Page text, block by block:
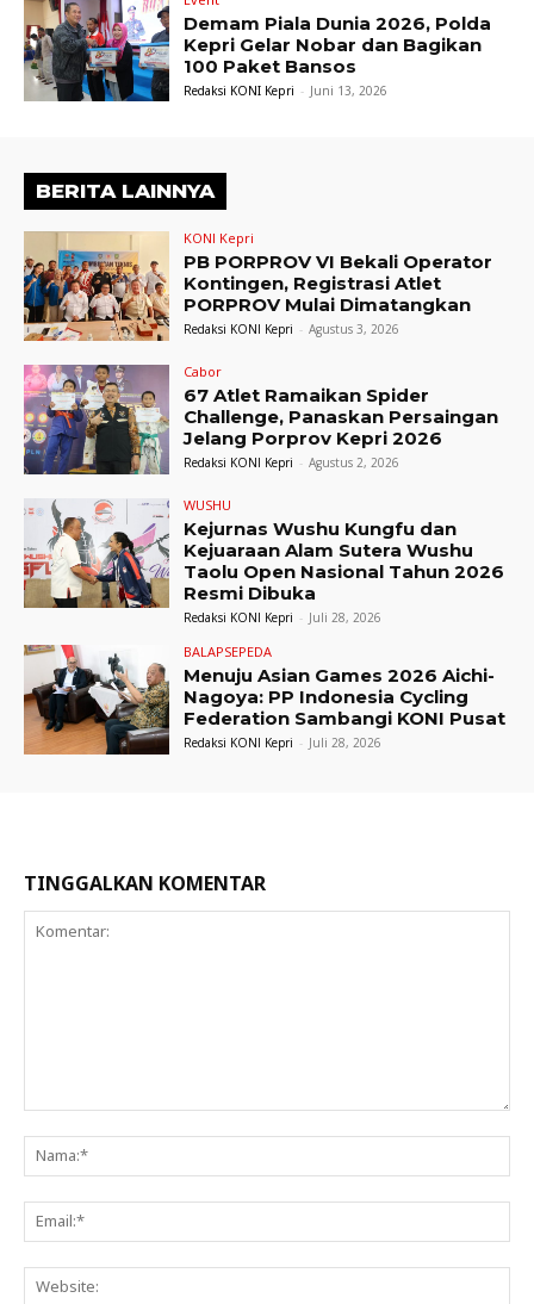
Demam Piala Dunia 2026, Polda
Kepri Gelar Nobar dan Bagikan
100 Paket Bansos
Redaksi KONI Kepri - Juni 13, 2026
BERITA LAINNYA
KONI Kepri
PB PORPROV VI Bekali Operator
Kontingen, Registrasi Atlet
PORPROV Mulai Dimatangkan
Redaksi KONI Kepri - Agustus 3, 2026
Cabor
67 Atlet Ramaikan Spider
Challenge, Panaskan Persaingan
Jelang Porprov Kepri 2026
Redaksi KONI Kepri - Agustus 2, 2026
WUSHU
Kejurnas Wushu Kungfu dan
Kejuaraan Alam Sutera Wushu
Taolu Open Nasional Tahun 2026
Resmi Dibuka
Redaksi KONI Kepri - Juli 28, 2026
BALAPSEPEDA
Menuju Asian Games 2026 Aichi-
Nagoya: PP Indonesia Cycling
Federation Sambangi KONI Pusat
Redaksi KONI Kepri - Juli 28, 2026
TINGGALKAN KOMENTAR